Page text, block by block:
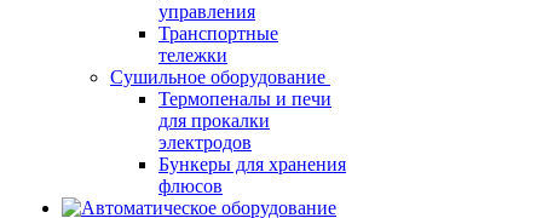
управления
Транспортные
тележки
Сушильное оборудование
Термопеналы и печи
для прокалки
электродов
Бункеры для хранения
флюсов